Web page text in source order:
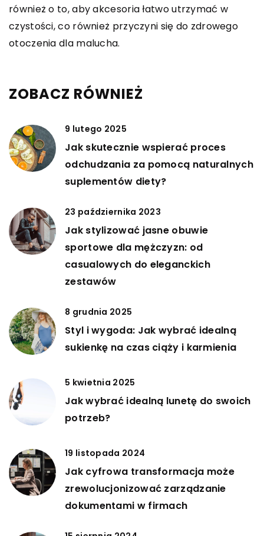
również o to, aby akcesoria łatwo utrzymać w
czystości, co również przyczyni się do zdrowego
otoczenia dla malucha.
ZOBACZ RÓWNIEŻ
9 lutego 2025
Jak skutecznie wspierać proces
odchudzania za pomocą naturalnych
suplementów diety?
23 października 2023
Jak stylizować jasne obuwie
sportowe dla mężczyzn: od
casualowych do eleganckich
zestawów
8 grudnia 2025
Styl i wygoda: Jak wybrać idealną
sukienkę na czas ciąży i karmienia
5 kwietnia 2025
Jak wybrać idealną lunetę do swoich
potrzeb?
19 listopada 2024
Jak cyfrowa transformacja może
zrewolucjonizować zarządzanie
dokumentami w firmach